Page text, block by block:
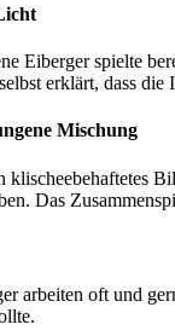
Eiberger spielte
erklärt, dass
Mischung
klischeebehaftetes
Das
arbeiten oft und